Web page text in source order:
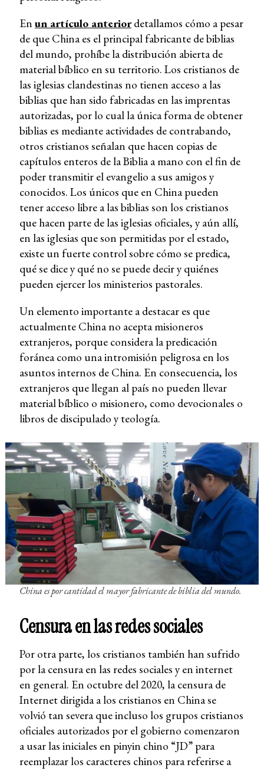
En un artículo anteriordetallamos cómo a pesar
de que China es el principal fabricante de biblias
del mundo, prohíbe la distribución abierta de
material bíblico en su territorio. Los cristianos de
las iglesias clandestinas no tienen acceso a las
biblias que han sido fabricadas en las imprentas
autorizadas, por lo cual la única forma de obtener
biblias es mediante actividades de contrabando,
otros cristianos señalan que hacen copias de
capítulos enteros de la Biblia a mano con el fin de
poder transmitir el evangelio a sus amigos y
conocidos. Los únicos que en China pueden
tener acceso libre a las biblias son los cristianos
que hacen parte de las iglesias oficiales, y aún allí,
en las iglesias que son permitidas por el estado,
existe un fuerte control sobre cómo se predica,
qué se dice y qué no se puede decir y quiénes
pueden ejercer los ministerios pastorales.
Un elemento importante a destacar es que
actualmente China no acepta misioneros
extranjeros, porque considera la predicación
foránea como una intromisión peligrosa en los
asuntos internos de China. En consecuencia, los
extranjeros que llegan al país no pueden llevar
material bíblico o misionero, como devocionales o
libros de discipulado y teología.
China es por cantidad el mayor fabricante de biblia del mundo.
Censura en las redes sociales
Por otra parte, los cristianos también han sufrido
por la censura en las redes sociales y en internet
en general. En octubre del 2020, la censura de
Internet dirigida a los cristianos en China se
volvió tan severa que incluso los grupos cristianos
oficiales autorizados por el gobierno comenzaron
a usar las iniciales en pinyin chino “JD” para
reemplazar los caracteres chinos para referirse a